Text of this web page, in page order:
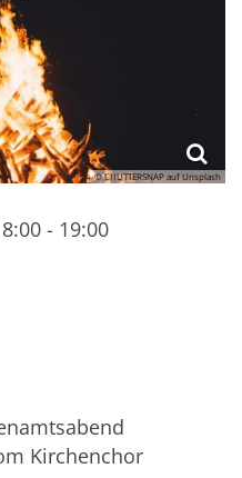
© CHUTTERSNAP auf Unsplash
- 19:00